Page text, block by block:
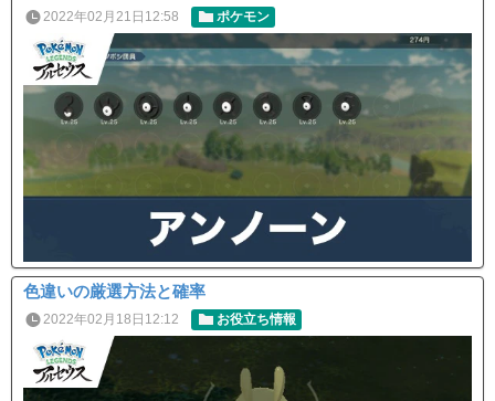
2022年02月21日12:58 ポケモン
色違いの厳選方法と確率
2022年02月18日12:12 お役立ち情報